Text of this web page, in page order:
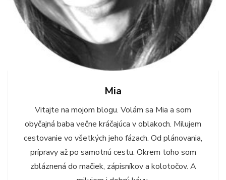
Mia
Vitajte na mojom blogu. Volám sa Mia a som
obyčajná baba večne kráčajúca v oblakoch. Milujem
cestovanie vo všetkých jeho fázach. Od plánovania,
prípravy až po samotnú cestu. Okrem toho som
zbláznená do mačiek, zápisníkov a kolotočov. A